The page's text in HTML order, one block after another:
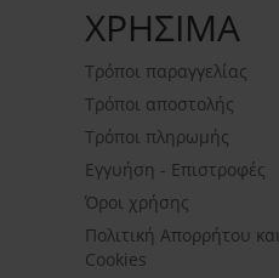
ΧΡΗΣΙΜΑ
Τρόποι παραγγελίας
Τρόποι αποστολής
Τρόποι πληρωμής
Εγγυήση - Επιστροφές
Όροι χρήσης
Πολιτική Απορρήτου και
Cookies